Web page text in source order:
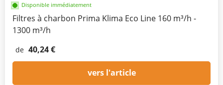
Disponible immédiatement
Filtres à charbon Prima Klima Eco Line 160 m³/h -
1300 m³/h
de 40,24 €
vers l'article